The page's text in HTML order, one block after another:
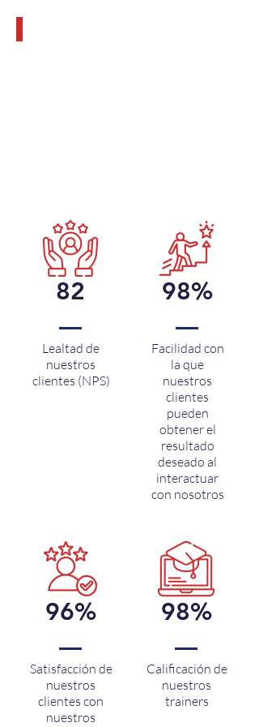
82
Lealtad de
nuestros
clientes (NPS)
98%
Facilidad con
la que
nuestros
clientes
pueden
obtener el
resultado
deseado al
interactuar
con nosotros
96%
Satisfacción de
nuestros
clientes con
nuestros
98%
Calificación de
nuestros
trainers